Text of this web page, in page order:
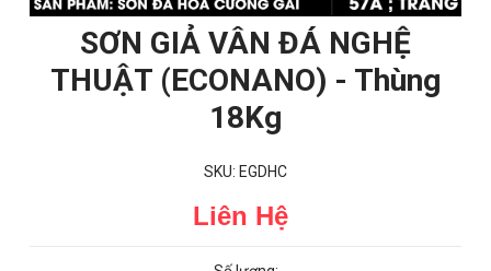
SƠN GIẢ VÂN ĐÁ NGHỆ
THUẬT (ECONANO) - Thùng
18Kg
SKU: EGDHC
Liên Hệ